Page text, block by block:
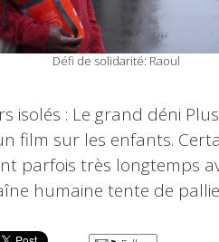
Défi de solidarité: Raoul
isolés : Le grand déni
film sur les enfants.
parfois très longtemps
humaine tente de